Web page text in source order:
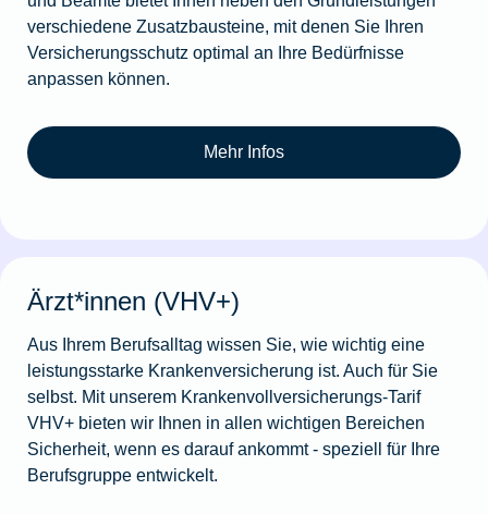
verschiedene Zusatzbausteine, mit denen Sie Ihren
Versicherungsschutz optimal an Ihre Bedürfnisse
anpassen können.
Mehr Infos
Ärzt*innen (VHV+)
Aus Ihrem Berufsalltag wissen Sie, wie wichtig eine
leistungsstarke Krankenversicherung ist. Auch für Sie
selbst. Mit unserem Krankenvollversicherungs-Tarif
VHV+ bieten wir Ihnen in allen wichti­gen Bereichen
Sicherheit, wenn es darauf ankommt - speziell für Ihre
Berufsgruppe entwickelt.